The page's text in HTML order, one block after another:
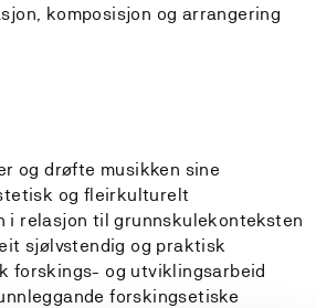
komposisjon og arrangering
og drøfte musikken sine
og fleirkulturelt
i relasjon til grunnskulekonteksten
sjølvstendig og praktisk
forskings- og utviklingsarbeid
forskingsetiske